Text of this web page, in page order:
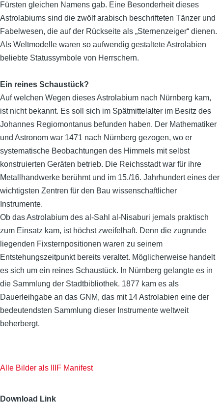
Fürsten gleichen Namens gab. Eine Besonderheit dieses
Astrolabiums sind die zwölf arabisch beschrifteten Tänzer und
Fabelwesen, die auf der Rückseite als „Sternenzeiger“ dienen.
Als Weltmodelle waren so aufwendig gestaltete Astrolabien
beliebte Statussymbole von Herrschern.
Ein reines Schaustück?
Auf welchen Wegen dieses Astrolabium nach Nürnberg kam,
ist nicht bekannt. Es soll sich im Spätmittelalter im Besitz des
Johannes Regiomontanus befunden haben. Der Mathematiker
und Astronom war 1471 nach Nürnberg gezogen, wo er
systematische Beobachtungen des Himmels mit selbst
konstruierten Geräten betrieb. Die Reichsstadt war für ihre
Metallhandwerke berühmt und im 15./16. Jahrhundert eines der
wichtigsten Zentren für den Bau wissenschaftlicher
Instrumente.
Ob das Astrolabium des al-Sahl al-Nisaburi jemals praktisch
zum Einsatz kam, ist höchst zweifelhaft. Denn die zugrunde
liegenden Fixsternpositionen waren zu seinem
Entstehungszeitpunkt bereits veraltet. Möglicherweise handelt
es sich um ein reines Schaustück. In Nürnberg gelangte es in
die Sammlung der Stadtbibliothek. 1877 kam es als
Dauerleihgabe an das GNM, das mit 14 Astrolabien eine der
bedeutendsten Sammlung dieser Instrumente weltweit
beherbergt.
Alle Bilder als IIIF Manifest
Download Link